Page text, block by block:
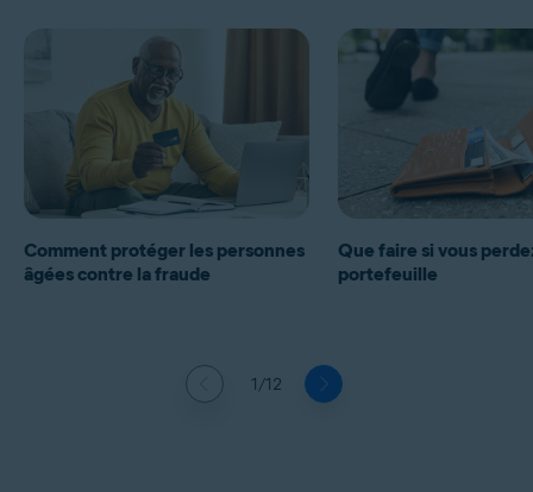
1/12
Comment protéger les personnes
âgées contre la fraude
Que faire si vous
portefeuille